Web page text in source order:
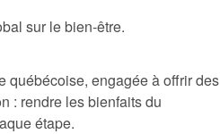
sur le bien-être.
québécoise, engagée à offrir des
: rendre les bienfaits du
étape.